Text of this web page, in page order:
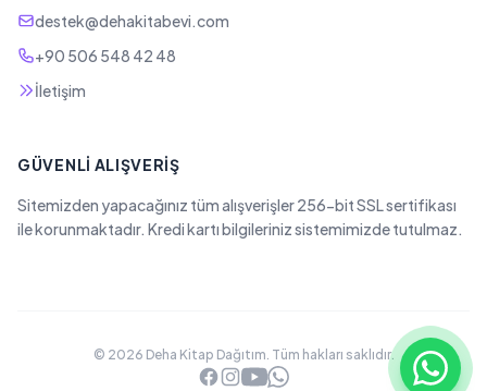
destek@dehakitabevi.com
+90 506 548 42 48
İletişim
GÜVENLI ALIŞVERIŞ
Sitemizden yapacağınız tüm alışverişler 256-bit SSL sertifikası
ile korunmaktadır. Kredi kartı bilgileriniz sistemimizde tutulmaz.
© 2026 Deha Kitap Dağıtım. Tüm hakları saklıdır.